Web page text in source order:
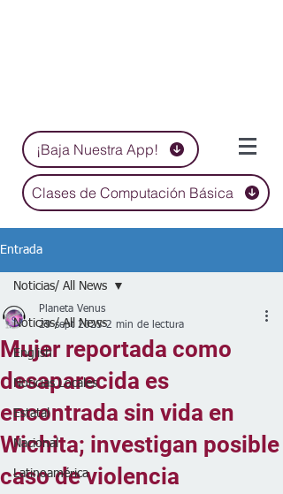
¡Baja Nuestra App!
Clases de Computación Básica
Entrada
Noticias/ All News
English
Noticias Locales
Estatal
Nacional
Latinoamérica
Noticias/ All News
Mujer reportada como
desaparecida es
encontrada sin vida en
Wichita; investigan posible
caso de violencia
Planeta Venus
29 sept 2025 2 min de lectura